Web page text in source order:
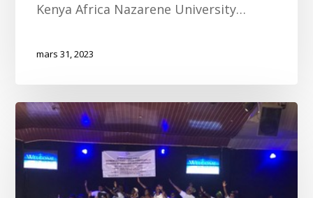
Kenya Africa Nazarene University…
mars 31, 2023